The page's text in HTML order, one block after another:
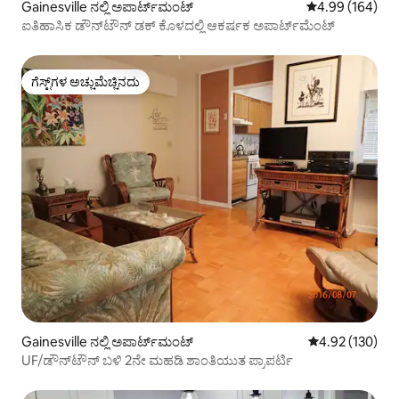
Gainesville ನಲ್ಲಿ ಅಪಾರ್ಟ್‌ಮಂಟ್ 5 ರಲ್ಲಿ 4.99
4.99 (164)
ಐತಿಹಾಸಿಕ ಡೌನ್‌ಟೌನ್ ಡಕ್ ಕೊಳದಲ್ಲಿ ಆಕರ್ಷಕ ಅಪಾರ್ಟ್‌ಮೆಂಟ್
ಗೆಸ್ಟ್‌ಗಳ ಅಚ್ಚುಮೆಚ್ಚಿನದು
ಗೆಸ್ಟ್‌ಗಳ ಅಚ್ಚುಮೆಚ್ಚಿನದು
Gainesville ನಲ್ಲಿ ಅಪಾರ್ಟ್‌ಮಂಟ್ 5 ರಲ್ಲಿ 4.92
4.92 (130)
UF/ಡೌನ್‌ಟೌನ್ ಬಳಿ 2ನೇ ಮಹಡಿ ಶಾಂತಿಯುತ ಪ್ರಾಪರ್ಟಿ